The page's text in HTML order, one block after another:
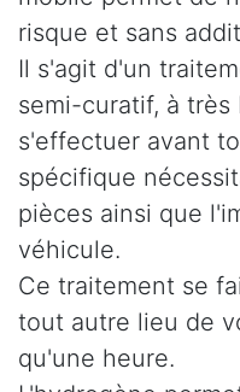
risque et sans
Il s'agit d'un
semi-curatif, à
s'effectuer avant
spécifique
pièces ainsi que
véhicule.
Ce traitement se
tout autre lieu de
qu'une heure.